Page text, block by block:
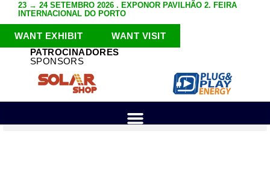
23 → 24 SETEMBRO 2026 . EXPONOR PAVILHÃO 2. FEIRA
INTERNACIONAL DO PORTO
WANT EXHIBIT
WANT VISIT
PATROCINADORES
SPONSORS